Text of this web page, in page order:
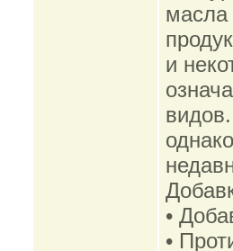
масла
и
•
•